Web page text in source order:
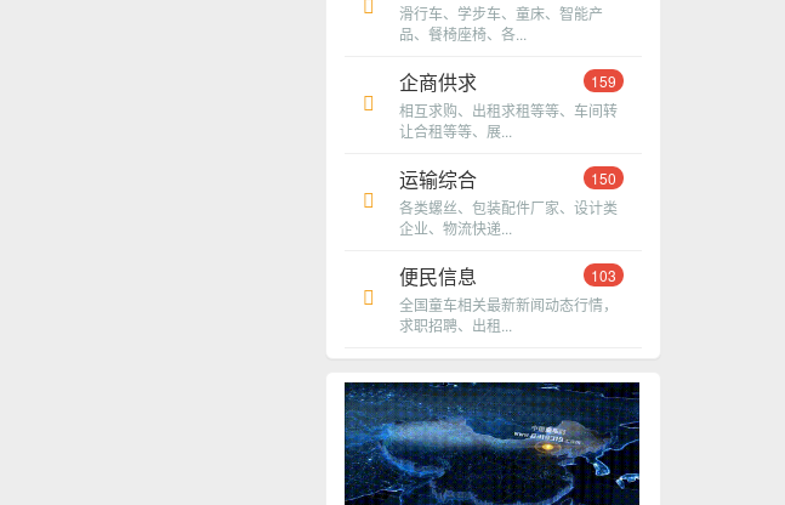
滑行车、学步车、童床、智能产
品、餐椅座椅、各...
企商供求
159
相互求购、出租求租等等、车间转
让合租等等、展...
运输综合
150
各类螺丝、包装配件厂家、设计类
企业、物流快递...
便民信息
103
全国童车相关最新新闻动态行情，
求职招聘、出租...